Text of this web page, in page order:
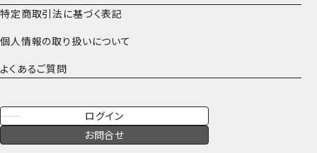
特定商取引法に基づく表記
個人情報の取り扱いについて
よくあるご質問
ログイン
お問合せ